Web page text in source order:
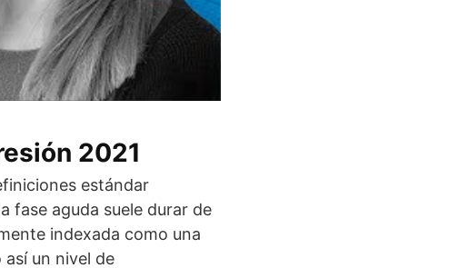
2021
estándar
fase aguda suele durar de
indexada como una
un nivel de